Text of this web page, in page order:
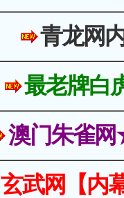
青龙网
最老牌白
澳门朱雀
玄武网【内